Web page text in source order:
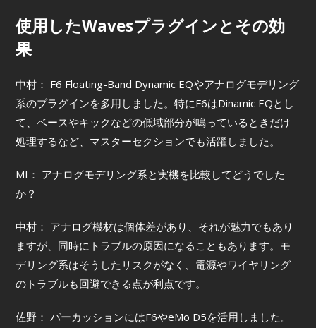
使用したWavesプラグインとその効
果
中村： F6 Floating-Band Dynamic EQやアナログモデリング
系のプラグインを多用しました。特にF6はDinamic EQとし
て、ベースやキックなどの低域部分が鳴っているときだけ
処理するなど、マスターセクションでも活躍しました。
MI： アナログモデリング系と実機を比較してどうでした
か？
中村： アナログ機材は個体差があり、それが魅力でもあり
ますが、同時にトラブルの原因になることもあります。モ
デリング系はそうしたリスクがなく、電源やワイヤリング
のトラブルも回避できる点が利点です。
佐野： パーカッションにはF6やeMo D5を活用しました。